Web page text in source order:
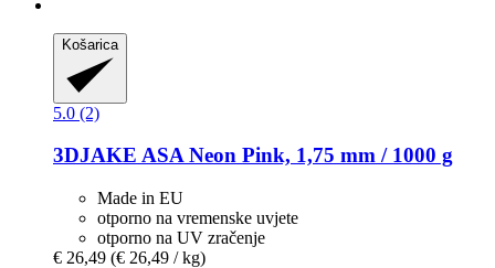
Košarica
5.0 (2)
3DJAKE ASA Neon Pink, 1,75 mm / 1000 g
Made in EU
otporno na vremenske uvjete
otporno na UV zračenje
€ 26,49 (€ 26,49 / kg)